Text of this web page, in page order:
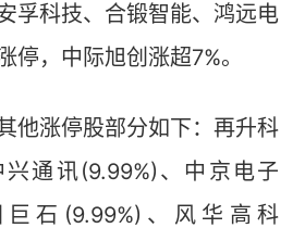
孚科技、合锻智能、鸿远电
停，中际旭创涨超7%。
涨停股部分如下：再升科
兴通讯(9.99%)、中京电子
巨石(9.99%)、风华高科